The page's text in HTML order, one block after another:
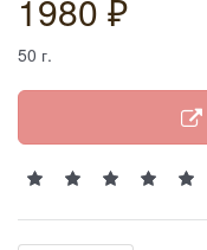
1980 ₽
50 г.